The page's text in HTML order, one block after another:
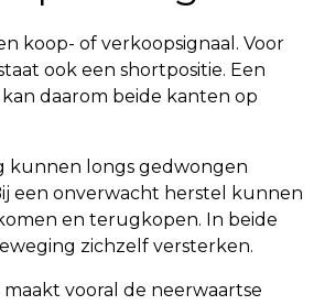
koop- of verkoopsignaal. Voor
ook een shortpositie. Een
daarom beide kanten op
kunnen longs gedwongen
een onverwacht herstel kunnen
en terugkopen. In beide
zichzelf versterken.
vooral de neerwaartse